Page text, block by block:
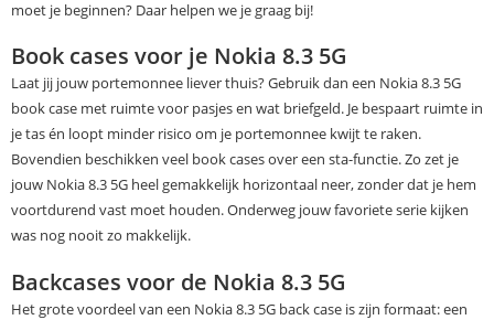
moet je beginnen? Daar helpen we je graag bij!
Book cases voor je Nokia 8.3 5G
Laat jij jouw portemonnee liever thuis? Gebruik dan een Nokia 8.3 5G
book case met ruimte voor pasjes en wat briefgeld. Je bespaart ruimte in
je tas én loopt minder risico om je portemonnee kwijt te raken.
Bovendien beschikken veel book cases over een sta-functie. Zo zet je
jouw Nokia 8.3 5G heel gemakkelijk horizontaal neer, zonder dat je hem
voortdurend vast moet houden. Onderweg jouw favoriete serie kijken
was nog nooit zo makkelijk.
Backcases voor de Nokia 8.3 5G
Het grote voordeel van een Nokia 8.3 5G back case is zijn formaat: een